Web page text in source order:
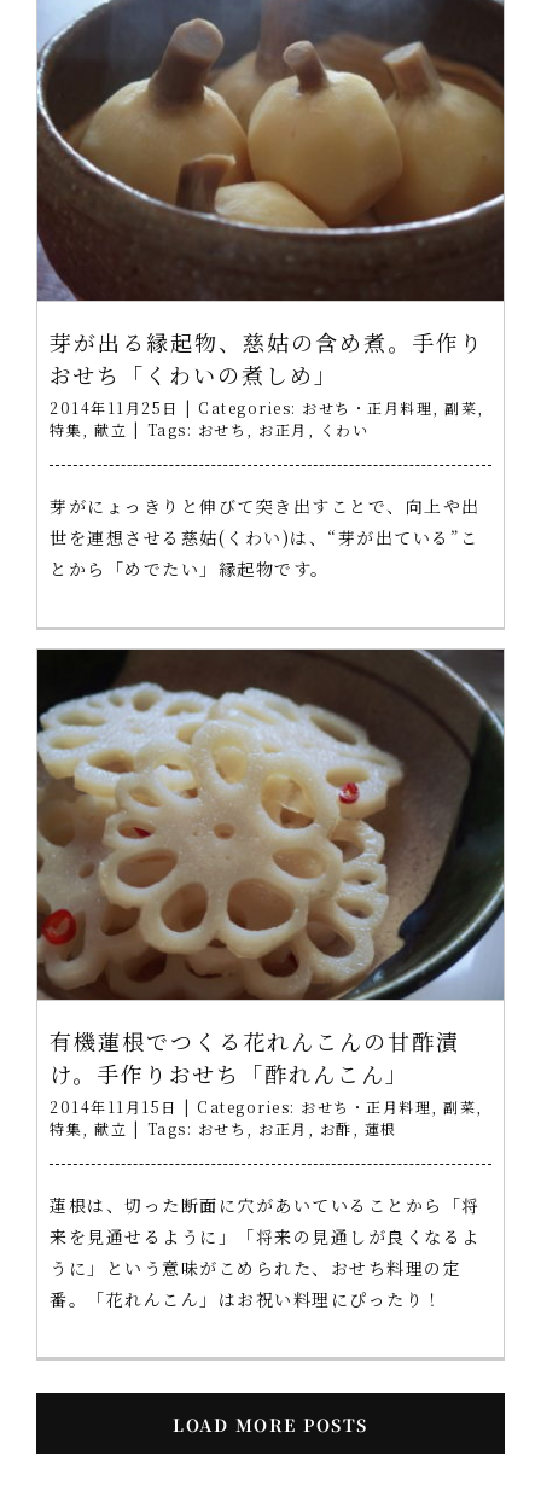
芽が出る縁起物、慈姑の含め煮。手作り
おせち「くわいの煮しめ」
2014年11月25日 | Categories: おせち・正月料理 副菜
特集
献立 | Tags: おせち お正月 くわい
芽がにょっきりと伸びて突き出すことで、向上や出
世を連想させる慈姑(くわい)は、“芽が出ている”こ
とから「めでたい」縁起物です。
有機蓮根でつくる花れんこんの甘酢漬
け。手作りおせち「酢れんこん」
2014年11月15日 | Categories: おせち・正月料理 副菜
特集
献立 | Tags: おせち お正月 お酢 蓮根
蓮根は、切った断面に穴があいていることから「将
来を見通せるように」「将来の見通しが良くなるよ
うに」という意味がこめられた、おせち料理の定
番。「花れんこん」はお祝い料理にぴったり！
LOAD MORE POSTS